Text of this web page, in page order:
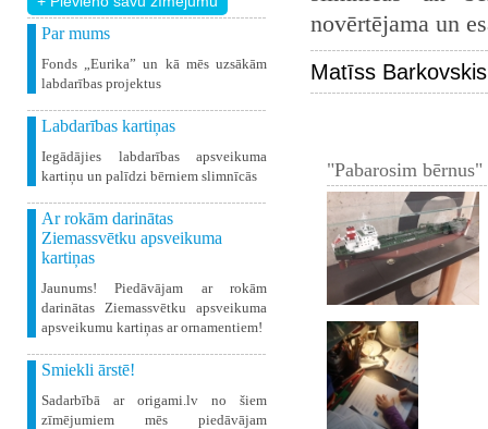
Par mums
Fonds „Eurika” un kā mēs uzsākām
labdarības projektus
Labdarības kartiņas
Iegādājies labdarības apsveikuma
kartiņu un palīdzi bērniem slimnīcās
Ar rokām darinātas
Ziemassvētku apsveikuma
kartiņas
Jaunums! Piedāvājam ar rokām
darinātas Ziemassvētku apsveikuma
apsveikumu kartiņas ar ornamentiem!
Smiekli ārstē!
Sadarbībā ar origami.lv no šiem
zīmējumiem mēs piedāvājam
novērtējama un
Matīss
"Pabarosim